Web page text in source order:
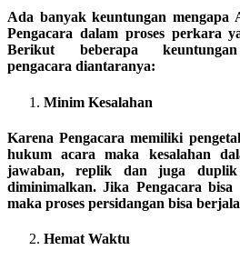
Ada banyak keuntungan mengapa
Pengacara dalam proses perkara
Berikut beberapa
pengacara diantaranya:
Minim Kesalahan
Karena Pengacara memiliki
hukum acara maka kesalahan
jawaban, replik dan juga duplik
diminimalkan. Jika Pengacara bisa
maka proses persidangan bisa
Hemat Waktu